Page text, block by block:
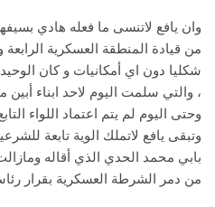
وان يافع لاتنسى ما فعله هادي
من قيادة المنطقة العسكرية
شكليا دون اي أمكانيات و كان الوحيد
، والتي سلمت اليوم لاحد ابناء
وحتى اليوم لم يتم اعتماد اللواء
وتبقى يافع لاتملك الوية تابعة
بابي محمد الحدي الذي أقاله ومازالت
من دمر الشرطة العسكرية بقرار